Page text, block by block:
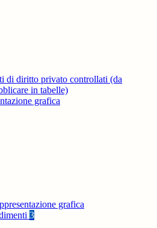
di diritto privato controllati (da
in tabelle)
grafica
grafica
3